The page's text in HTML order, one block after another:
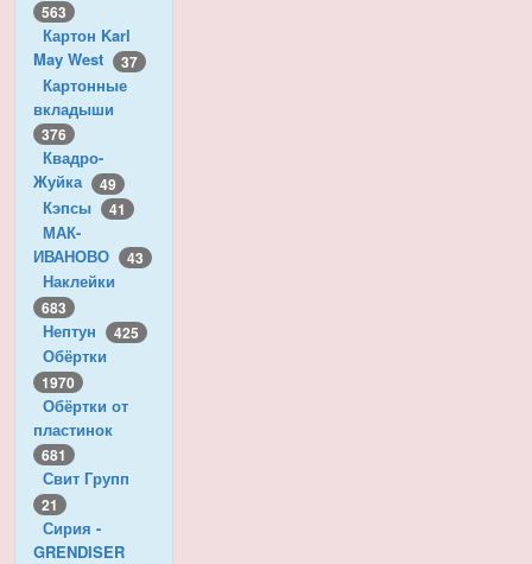
563
Картон Karl
May West
37
Картонные
вкладыши
376
Квадро-
Жуйка
49
Кэпсы 41
МАК-
ИВАНОВО
43
Наклейки
683
Нептун 425
Обёртки
1970
Обёртки от
пластинок
681
Свит Групп
21
Сирия -
GRENDISER